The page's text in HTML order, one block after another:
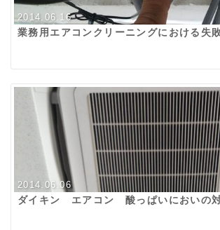
2014.06.16
業務用エアコンクリーニングにおける失
2014.06.06
ダイキン エアコン 酸っぱいにおいの